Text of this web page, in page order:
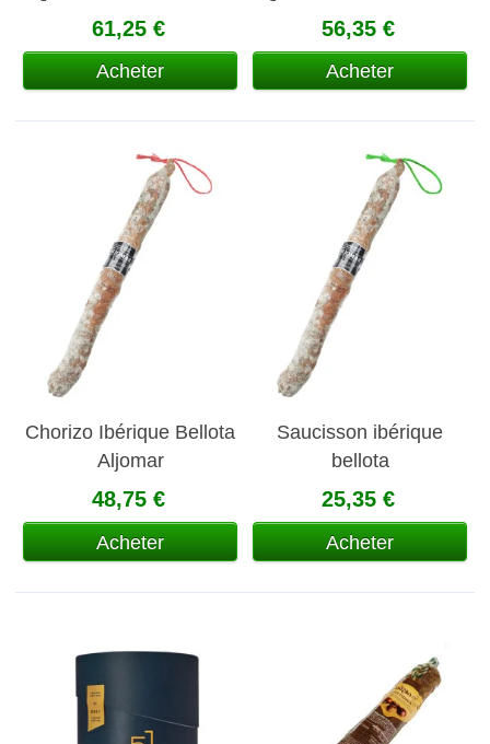
61,25 €
Acheter
campaña
56,35 €
Acheter
Chorizo Ibérique Bellota
Aljomar
48,75 €
Acheter
Saucisson ibérique
bellota
25,35 €
Acheter